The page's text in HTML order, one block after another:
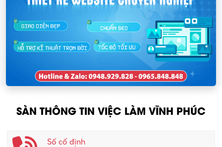
SÀN THÔNG TIN VIỆC LÀM VĨNH PHÚC
Số cố định